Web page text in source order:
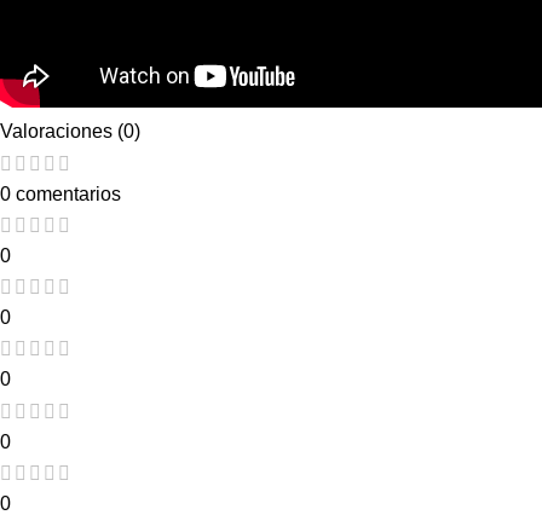
Valoraciones (0)
0 comentarios
0
0
0
0
0